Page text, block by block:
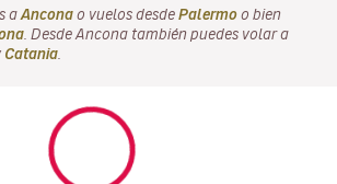
a Ancona o vuelos desde Palermo o bien
. Desde Ancona también puedes volar a
Catania